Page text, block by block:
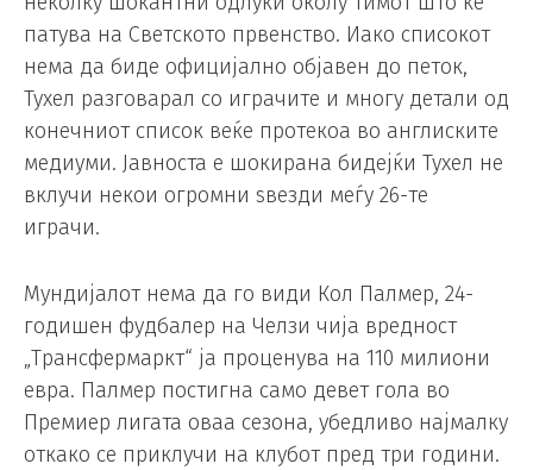
патува на Светското првенство. Иако списокот
нема да биде официјално објавен до петок,
Тухел разговарал со играчите и многу детали од
конечниот список веќе протекоа во англиските
медиуми. Јавноста е шокирана бидејќи Тухел не
вклучи некои огромни ѕвезди меѓу 26-те
играчи.
Мундијалот нема да го види Кол Палмер, 24-
годишен фудбалер на Челзи чија вредност
„Трансфермаркт“ ја проценува на 110 милиони
евра. Палмер постигна само девет гола во
Премиер лигата оваа сезона, убедливо најмалку
откако се приклучи на клубот пред три години.